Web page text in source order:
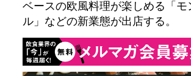
ベースの欧風料理が楽しめる「モ
ル」などの新業態が出店する。